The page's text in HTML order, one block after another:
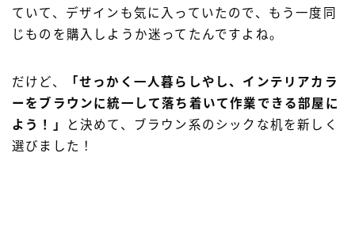
ていて、デザインも気に入っていたので、もう一度同
じものを購入しようか迷ってたんですよね。
だけど、
「せっかく一人暮らしやし、インテリアカラ
ーをブラウンに統一して落ち着いて作業できる部屋に
よう！」
と決めて、ブラウン系のシックな机を新しく
選びました！